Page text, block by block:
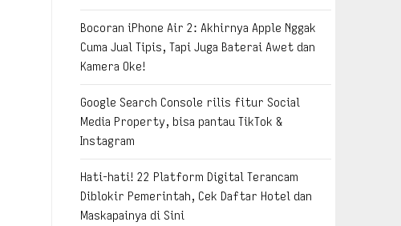
Bocoran iPhone Air 2: Akhirnya Apple Nggak
Cuma Jual Tipis, Tapi Juga Baterai Awet dan
Kamera Oke!
Google Search Console rilis fitur Social
Media Property, bisa pantau TikTok &
Instagram
Hati-hati! 22 Platform Digital Terancam
Diblokir Pemerintah, Cek Daftar Hotel dan
Maskapainya di Sini